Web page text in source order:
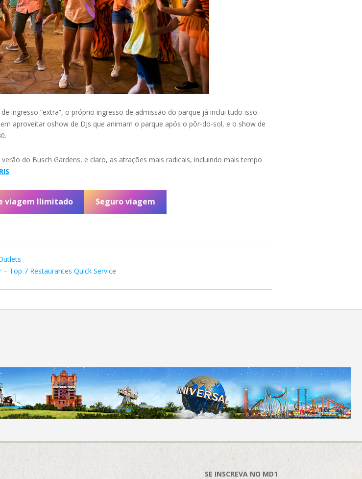
ingresso “extra”, o próprio ingresso de admissão do parque já inclui tudo isso.
aproveitar oshow de DJs que animam o parque após o pôr-do-sol, e o show de
do Busch Gardens, e claro, as atrações mais radicais, incluindo mais tempo
.
viagem Ilimitado Seguro viagem
Top 7 Restaurantes Quick Service
SE INSCREVA NO MD1